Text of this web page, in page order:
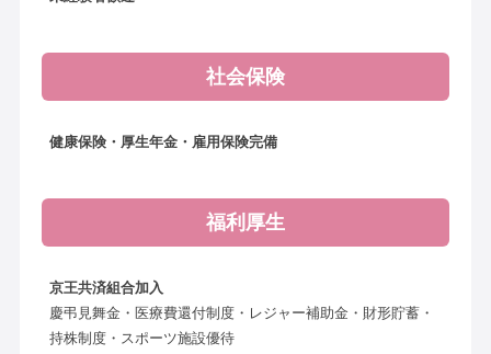
社会保険
健康保険・厚生年金・雇用保険完備
福利厚生
京王共済組合加入
慶弔見舞金・医療費還付制度・レジャー補助金・財形貯蓄・
持株制度・スポーツ施設優待